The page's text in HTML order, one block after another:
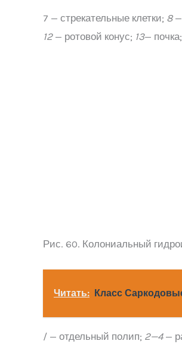
7 — стрекательные клетки; 8—
12— ротовой конус; 13—
Рис. 60. Колониальный
Читать: Класс
/ — отдельный полип; 2—4—